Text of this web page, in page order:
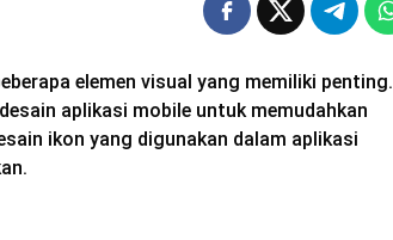
elemen visual yang memiliki penting.
aplikasi mobile untuk memudahkan
ikon yang digunakan dalam aplikasi